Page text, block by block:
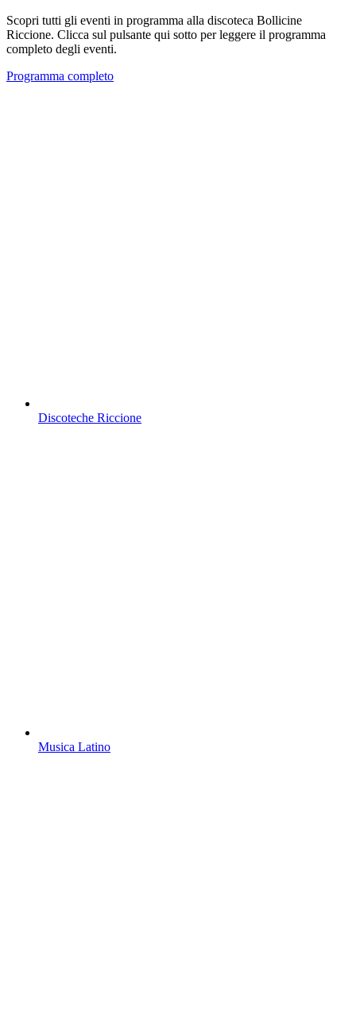
Scopri tutti gli eventi in programma alla discoteca Bollicine
Riccione. Clicca sul pulsante qui sotto per leggere il programma
completo degli eventi.
Programma completo
Discoteche Riccione
Musica Latino